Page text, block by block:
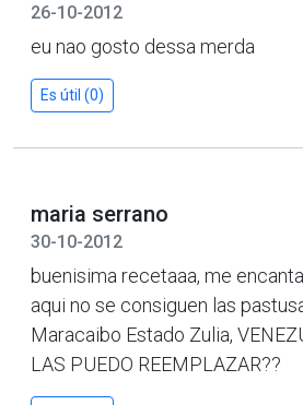
26-10-2012
eu nao gosto dessa merda
Es útil (0)
maria serrano
30-10-2012
buenisima recetaaa, me
aqui no se consiguen las
Maracaibo Estado Zulia,
LAS PUEDO REEMPLAZAR??